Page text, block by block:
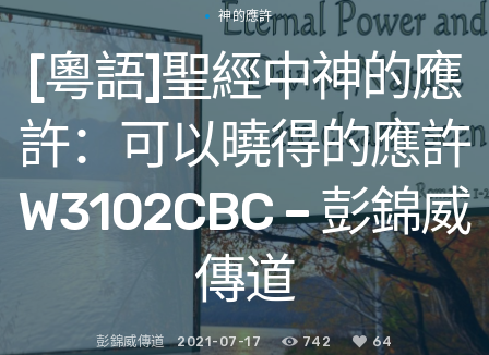
神的應許
[粵語]聖經中神的應
許：可以曉得的應許
W3102CBC – 彭錦威
傳道
彭錦威傳道 2021-07-17 742 64